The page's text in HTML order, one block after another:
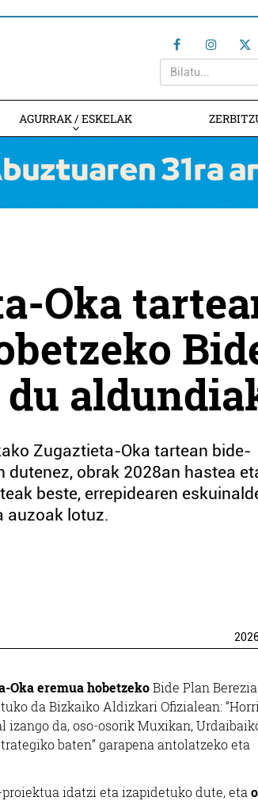
AGURRAK / ESKELAK
Oka
Zugaztieta-Oka tartean bide-
dutenez, obrak 2028an hastea
beste, errepidearen
auzoak lotuz.
Oka eremua hobetzekoBide Plan Berezia
da Bizkaiko Aldizkari Ofizialean: “Horri
izango da, oso-osorik Muxikan,
baten” garapena antolatzeko eta
idatzi eta izapidetuko dute, eta